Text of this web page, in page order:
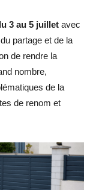
3 au 5 juillet avec
partage et de la
de rendre la
nombre,
de la
de renom et